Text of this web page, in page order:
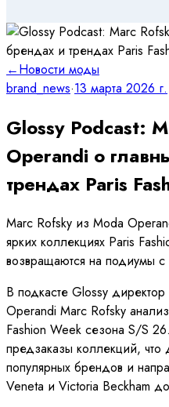
←Новости моды
brand_news·13 марта 2026 г.
Glossy Podcast:
Operandi о
трендах Paris
Marc Rofsky из Moda
ярких коллекциях Paris
возвращаются на подиумы
В подкасте Glossy
Operandi Marc Rofsky
Fashion Week сезона S/S
предзаказы коллекций, что
популярных брендов и
Veneta и Victoria Beckham